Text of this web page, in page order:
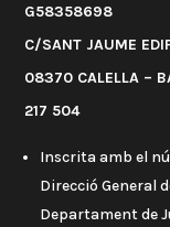
G58358698
C/SANT JAUME
08370 CALELLA –
217 504
Inscrita amb el
Direcció General
Departament de